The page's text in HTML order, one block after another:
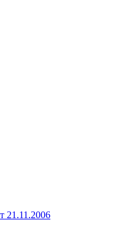
21.11.2006